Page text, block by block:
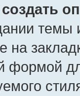
темы
на
формой